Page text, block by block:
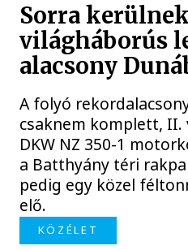
Sorra
világháborús
alacsony
A folyó
csaknem komplett,
DKW NZ 350-1
a Batthyány téri
pedig egy közel
elő.
KÖZÉLET